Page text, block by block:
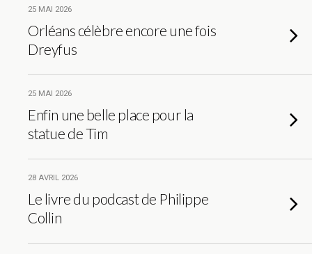
25 MAI 2026
Orléans célèbre encore une fois
Dreyfus
25 MAI 2026
Enfin une belle place pour la
statue de Tim
28 AVRIL 2026
Le livre du podcast de Philippe
Collin